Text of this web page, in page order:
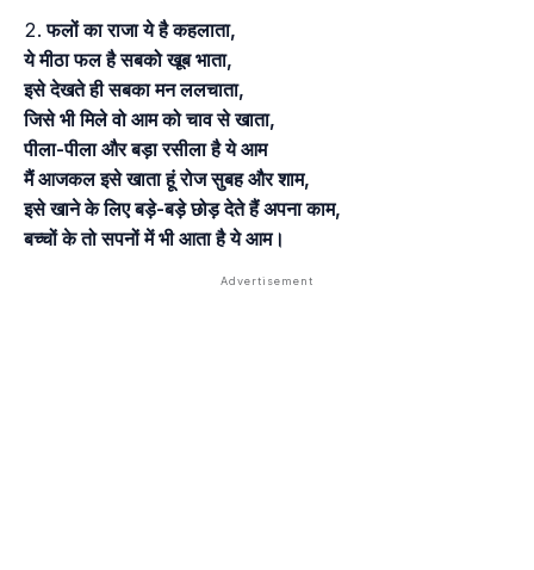
फलों का राजा ये है कहलाता,
ये मीठा फल है सबको खूब भाता,
इसे देखते ही सबका मन ललचाता,
जिसे भी मिले वो आम को चाव से खाता,
पीला-पीला और बड़ा रसीला है ये आम
मैं आजकल इसे खाता हूं रोज सुबह और शाम,
इसे खाने के लिए बड़े-बड़े छोड़ देते हैं अपना काम,
बच्चों के तो सपनों में भी आता है ये आम।